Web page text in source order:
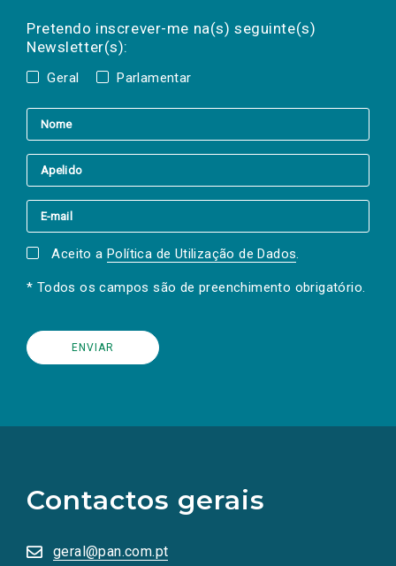
Pretendo inscrever-me na(s) seguinte(s)
Newsletter(s):
Geral Parlamentar
a(s) newsletter(s).
mail
Aceito a Política de Utilização de Dados.
* Todos os campos são de preenchimento obrigatório.
Contactos gerais
geral@pan.com.pt
redes
sociais
numa
nova